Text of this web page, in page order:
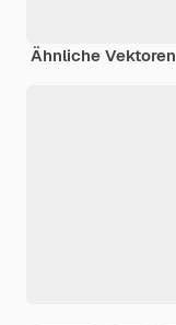
Ähnliche Vektoren